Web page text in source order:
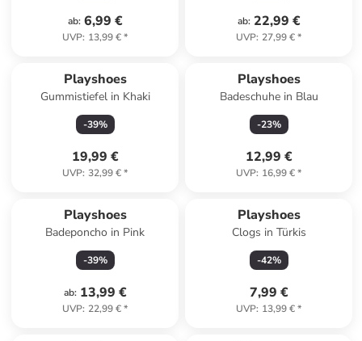
ab: 6,99 €
UVP: 13,99 €*
ab: 22,99 €
UVP: 27,99 €*
Playshoes
Gummistiefel in Khaki
-39%
19,99 €
UVP: 32,99 €*
Playshoes
Badeschuhe in Blau
-23%
12,99 €
UVP: 16,99 €*
Playshoes
Badeponcho in Pink
-39%
ab: 13,99 €
UVP: 22,99 €*
Playshoes
Clogs in Türkis
-42%
7,99 €
UVP: 13,99 €*